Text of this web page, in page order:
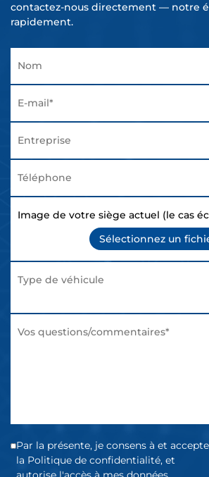
contactez-nous directement — notre
rapidement.
Image de votre siège actuel (le cas
Sélectionnez un
Par la présente, je consens à et accepte
la Politique de confidentialité, et